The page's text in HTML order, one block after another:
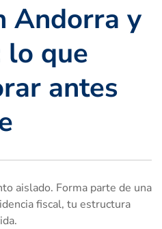
Andorra y
lo que
antes
aislado. Forma parte de una
fiscal, tu estructura